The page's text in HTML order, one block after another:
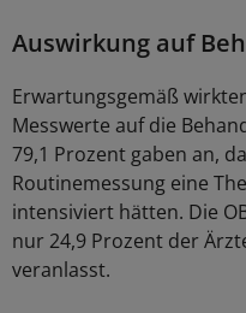
Auswirkung auf
Erwartungsgemäß
Messwerte auf die
79,1 Prozent gaben an,
Routinemessung eine
intensiviert hätten. Die
nur 24,9 Prozent der
veranlasst.